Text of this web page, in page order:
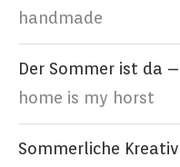
handmade
Der Sommer ist da
home is my horst
Sommerliche